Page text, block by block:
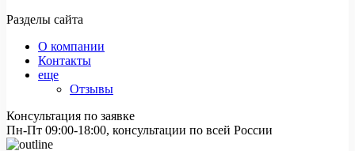
Разделы сайта
О компании
Контакты
еще
Отзывы
Консультация по заявке
Пн-Пт 09:00-18:00, консультации по всей России